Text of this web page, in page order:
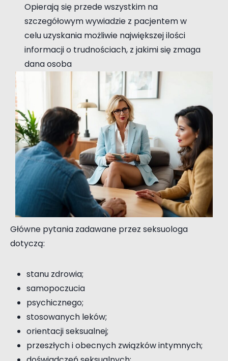
Opierają się przede wszystkim na
szczegółowym wywiadzie z pacjentem w
celu uzyskania możliwie największej ilości
informacji o trudnościach, z jakimi się zmaga
dana osoba
Główne pytania zadawane przez seksuologa
dotyczą:
stanu zdrowia;
samopoczucia
psychicznego;
stosowanych leków;
orientacji seksualnej;
przeszłych i obecnych związków intymnych;